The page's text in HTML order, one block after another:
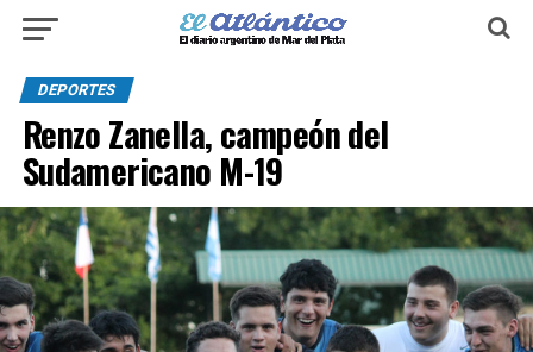
DEPORTES
Renzo Zanella, campeón del
Sudamericano M-19